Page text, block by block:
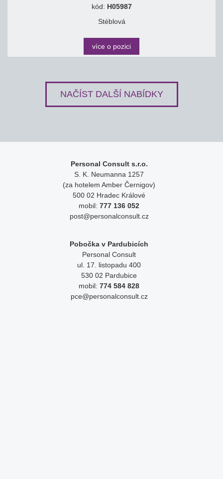
kód: H05987
Stéblová
více o pozici
NAČÍST DALŠÍ NABÍDKY
Personal Consult s.r.o.
S. K. Neumanna 1257
(za hotelem Amber Černigov)
500 02 Hradec Králové
mobil: 777 136 052
post@personalconsult.cz
Pobočka v Pardubicích
Personal Consult
ul. 17. listopadu 400
530 02 Pardubice
mobil: 774 584 828
pce@personalconsult.cz